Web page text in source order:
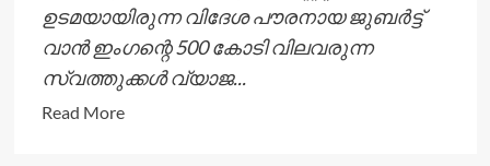
ഉടമയായിരുന്ന വിദേശ പൗരനായ ജുബർട്ട്
വാൻ ഇംഗന്റെ 500 കോടി വിലവരുന്ന
സ്വത്തുക്കൾ വ്യാജ...
Read MoreRead